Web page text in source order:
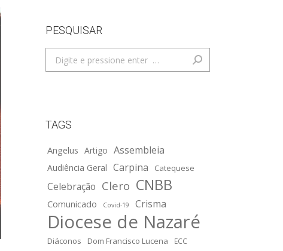
PESQUISAR
Search:
TAGS
Angelus Artigo Assembleia
Audiência Geral Carpina Catequese
Celebração Clero CNBB
Comunicado Covid-19 Crisma
Diocese de Nazaré
Diáconos Dom Francisco Lucena ECC